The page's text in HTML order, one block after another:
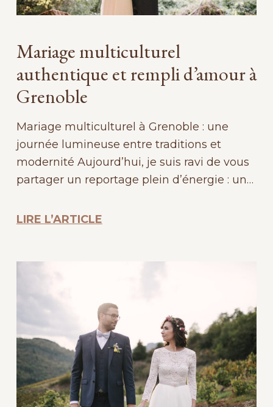
Mariage multiculturel
authentique et rempli d’amour à
Grenoble
Mariage multiculturel à Grenoble : une
journée lumineuse entre traditions et
modernité Aujourd’hui, je suis ravi de vous
partager un reportage plein d’énergie : un…
LIRE L’ARTICLE